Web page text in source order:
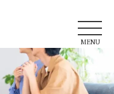
MENU